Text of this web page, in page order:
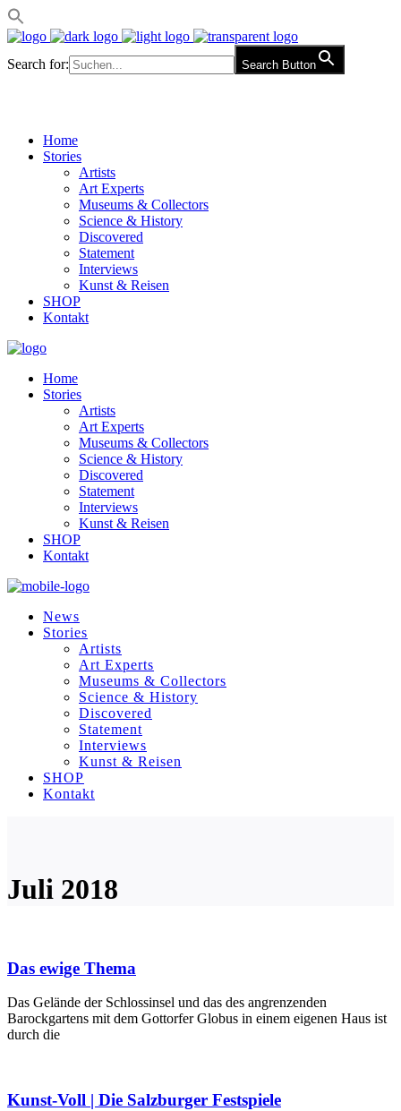
Search for: Search Button
Home
Stories
Artists
Art Experts
Museums & Collectors
Science & History
Discovered
Statement
Interviews
Kunst & Reisen
SHOP
Kontakt
Home
Stories
Artists
Art Experts
Museums & Collectors
Science & History
Discovered
Statement
Interviews
Kunst & Reisen
SHOP
Kontakt
News
Stories
Artists
Art Experts
Museums & Collectors
Science & History
Discovered
Statement
Interviews
Kunst & Reisen
SHOP
Kontakt
Juli 2018
Das ewige Thema
Das Gelände der Schlossinsel und das des angrenzenden
Barockgartens mit dem Gottorfer Globus in einem eigenen Haus ist
durch die
Kunst-Voll | Die Salzburger Festspiele